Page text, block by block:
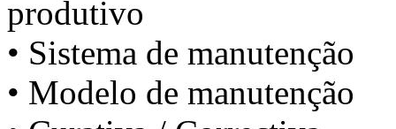
produtivo
• Sistema de manutenção
• Modelo de manutenção